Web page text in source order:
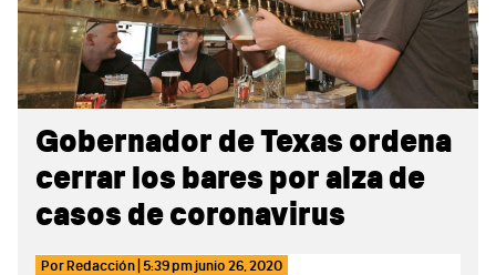
Gobernador de Texas ordena
cerrar los bares por alza de
casos de coronavirus
Por Redacción 5:39 pmjunio 26, 2020